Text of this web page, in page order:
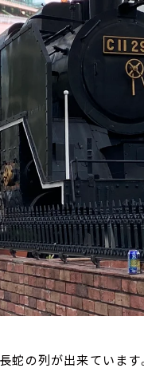
蛇の列が出来ていま